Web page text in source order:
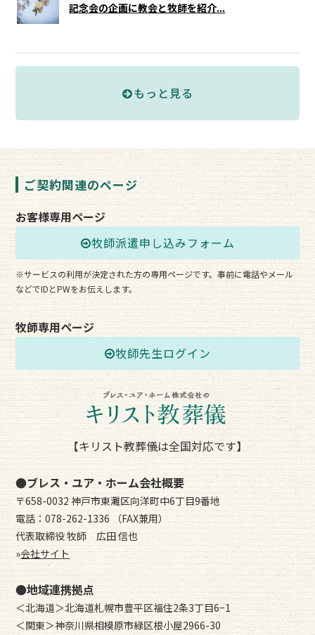
記念会の企画に教会と牧師を紹介...
もっと見る
ご契約関連のページ
お客様専用ページ
牧師派遣申し込みフォーム
※サービスの利用が決定された方の専用ページです。事前に電話やメール
などでIDとPWをお伝えします。
牧師専用ページ
牧師先生ログイン
【キリスト教葬儀は全国対応です】
●ブレス・ユア・ホーム会社概要
〒658-0032 神戸市東灘区向洋町中6丁目9番地
電話：078-262-1336 （FAX兼用）
代表取締役 牧師 広田 信也
»会社サイト
●地域連携拠点
＜北海道＞北海道札幌市豊平区福住2条3丁目6−1
＜関東＞神奈川県相模原市緑区根小屋2966-30